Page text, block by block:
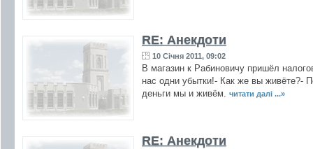
RE: Анекдоти
10 Січня 2011, 09:02
В магазин к Рабиновичу пришёл
нас одни убытки!- Как же вы живёте?-
деньги мы и живём. читати далі ...»
RE: Анекдоти